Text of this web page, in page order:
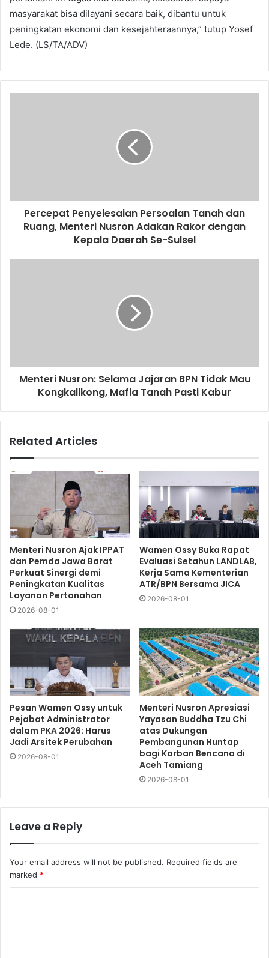
masyarakat bisa dilayani secara baik, dibantu untuk
peningkatan ekonomi dan kesejahteraannya,” tutup Yosef
Lede. (LS/TA/ADV)
Percepat Penyelesaian Persoalan Tanah dan
Ruang, Menteri Nusron Adakan Rakor dengan
Kepala Daerah Se-Sulsel
Menteri Nusron: Selama Jajaran BPN Tidak Mau
Kongkalikong, Mafia Tanah Pasti Kabur
Related Articles
Menteri Nusron Ajak IPPAT
dan Pemda Jawa Barat
Perkuat Sinergi demi
Peningkatan Kualitas
Layanan Pertanahan
2026-08-01
Wamen Ossy Buka Rapat
Evaluasi Setahun LANDLAB,
Kerja Sama Kementerian
ATR/BPN Bersama JICA
2026-08-01
Pesan Wamen Ossy untuk
Pejabat Administrator
dalam PKA 2026: Harus
Jadi Arsitek Perubahan
2026-08-01
Menteri Nusron Apresiasi
Yayasan Buddha Tzu Chi
atas Dukungan
Pembangunan Huntap
bagi Korban Bencana di
Aceh Tamiang
2026-08-01
Leave a Reply
Your email address will not be published. Required fields are
marked *